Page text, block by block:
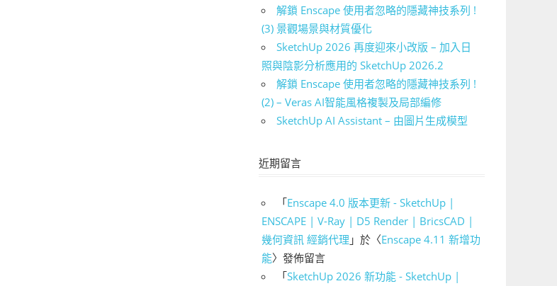
解鎖 Enscape 使用者忽略的隱藏神技系列 !
(3) 景觀場景與材質優化
SketchUp 2026 再度迎來小改版 – 加入日
照與陰影分析應用的 SketchUp 2026.2
解鎖 Enscape 使用者忽略的隱藏神技系列 !
(2) – Veras AI智能風格複製及局部編修
SketchUp AI Assistant – 由圖片生成模型
近期留言
「Enscape 4.0 版本更新 - SketchUp |
ENSCAPE | V-Ray | D5 Render | BricsCAD |
幾何資訊 經銷代理 」於〈Enscape 4.11 新增功
能〉發佈留言
「SketchUp 2026 新功能 - SketchUp |